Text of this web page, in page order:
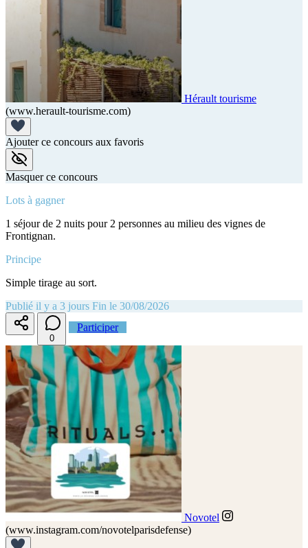
Hérault tourisme
(www.herault-tourisme.com)
Ajouter ce concours aux favoris
Masquer ce concours
Lots à gagner
1 séjour de 2 nuits pour 2 personnes au milieu des vignes de
Frontignan.
Principe
Simple tirage au sort.
Publié il y a 3 jours Fin le 30/08/2026
0
Participer
Novotel
(www.instagram.com/novotelparisdefense)